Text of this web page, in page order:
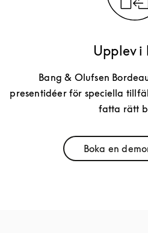
Upplev i
Bang & Olufsen
presentidéer för speciella
fatta rätt
Boka en